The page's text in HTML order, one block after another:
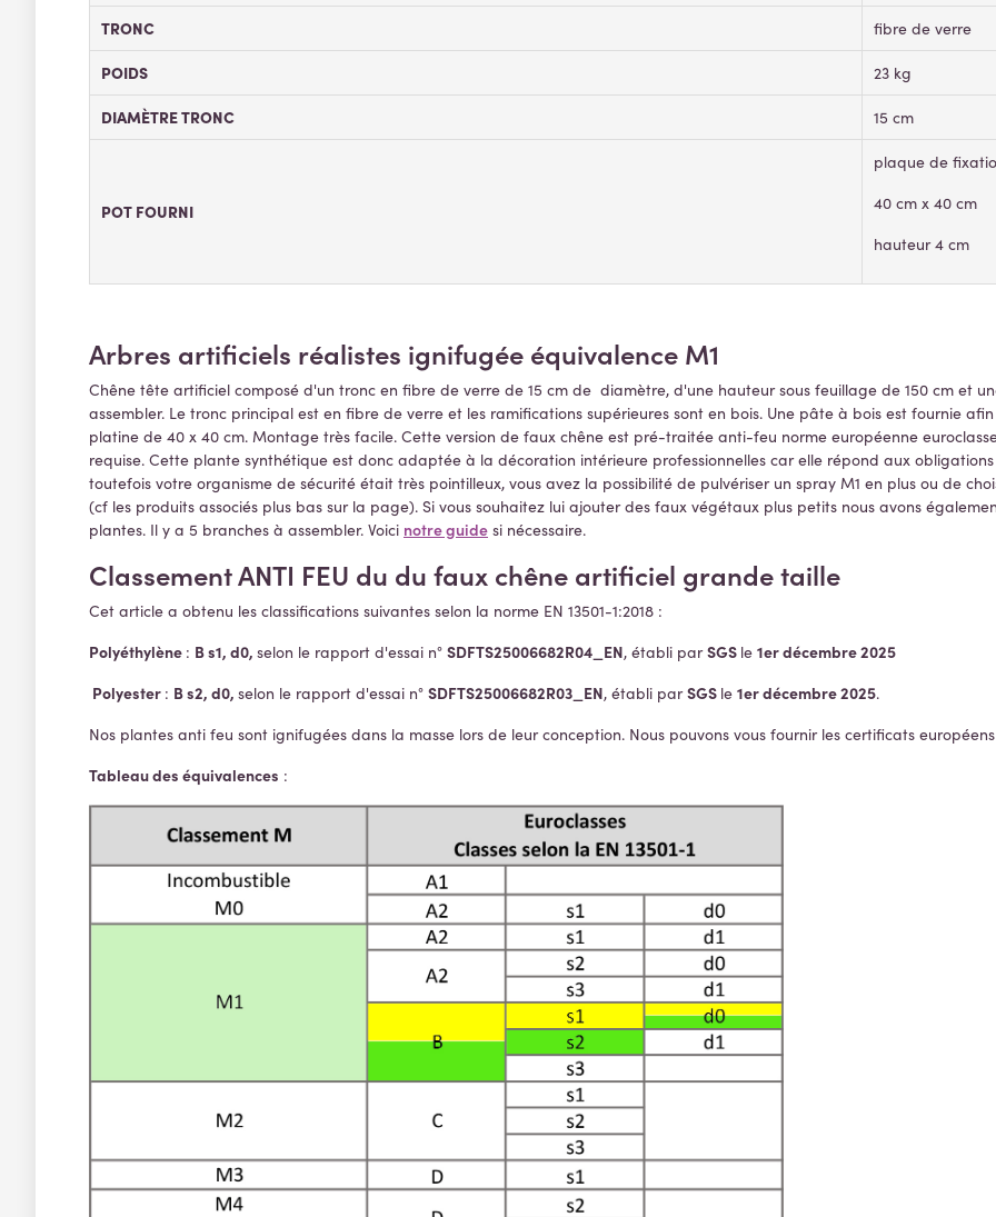
TRONC fibre de verre
POIDS 23 kg
DIAMÈTRE TRONC 15 cm
POT FOURNI
plaque de
40 cm x 40 cm
hauteur 4 cm
Arbres artificiels réalistes ignifugée équivalence M1
Chêne tête artificiel composé d'un tronc en fibre de verre de 15 cm de diamètre, d'une hauteur sous feuillage de 150 cm et
assembler. Le tronc principal est en fibre de verre et les ramifications supérieures sont en bois. Une pâte à bois est fournie
platine de 40 x 40 cm. Montage très facile. Cette version de faux chêne est pré-traitée anti-feu norme européenne
requise. Cette plante synthétique est donc adaptée à la décoration intérieure professionnelles car elle répond aux
toutefois votre organisme de sécurité était très pointilleux, vous avez la possibilité de pulvériser un spray M1 en plus ou de
(cf les produits associés plus bas sur la page). Si vous souhaitez lui ajouter des faux végétaux plus petits nous avons
plantes. Il y a 5 branches à assembler. Voici notre guide si nécessaire.
Classement ANTI FEU du du faux chêne artificiel grande taille
Cet article a obtenu les classifications suivantes selon la norme EN 13501-1:2018 :
Polyéthylène : B s1, d0, selon le rapport d'essai n° SDFTS25006682R04_EN, établi parSGS le 1er décembre 2025
Polyester : B s2, d0, selon le rapport d'essai n° SDFTS25006682R03_EN, établi parSGS le 1er décembre 2025.
Nos plantes anti feu sont ignifugées dans la masse lors de leur conception. Nous pouvons vous fournir les certificats
Tableaudes équivalences :